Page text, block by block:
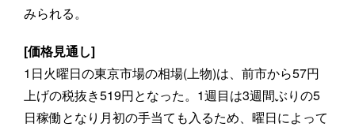
みられる。
[価格見通し]
1日火曜日の東京市場の相場(上物)は、前市から57円
上げの税抜き519円となった。1週目は3週間ぶりの5
日稼働となり月初の手当ても入るため、曜日によって